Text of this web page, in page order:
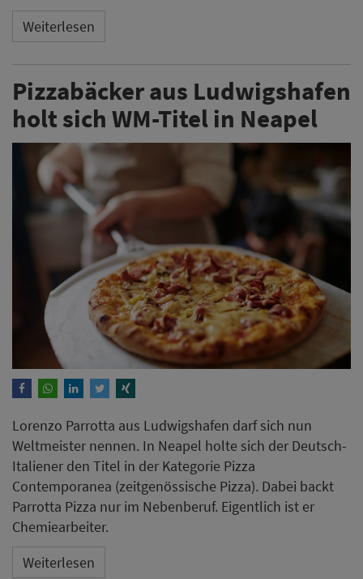
Weiterlesen
Pizzabäcker aus Ludwigshafen
holt sich WM-Titel in Neapel
Lorenzo Parrotta aus Ludwigshafen darf sich nun
Weltmeister nennen. In Neapel holte sich der Deutsch-
Italiener den Titel in der Kategorie Pizza
Contemporanea (zeitgenössische Pizza). Dabei backt
Parrotta Pizza nur im Nebenberuf. Eigentlich ist er
Chemiearbeiter.
Weiterlesen